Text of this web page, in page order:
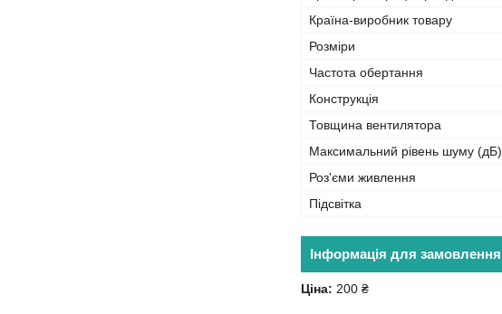
Країна-виробник товару
Розміри
Частота обертання
Конструкція
Товщина вентилятора
Максимальний рівень шуму (дБ)
Роз'єми живлення
Підсвітка
Інформація для замовлення
Ціна: 200 ₴